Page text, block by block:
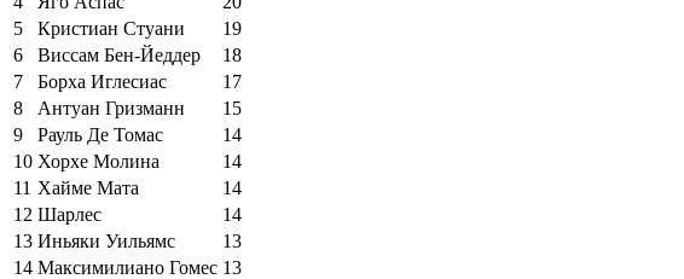
5
Кристиан Стуани
19
6
Виссам Бен-Йеддер
18
7
Борха Иглесиас
17
8
Антуан Гризманн
15
9
Рауль Де Томас
14
10 Хорхе Молина
14
11 Хайме Мата
14
12 Шарлес
14
13 Иньяки Уильямс
13
14 Максимилиано Гомес 13